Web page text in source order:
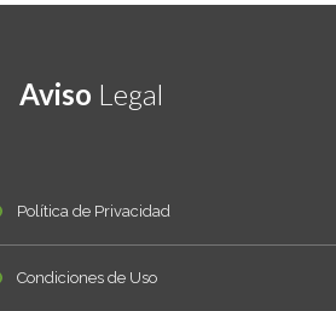
Aviso Legal
Política de Privacidad
Condiciones de Uso